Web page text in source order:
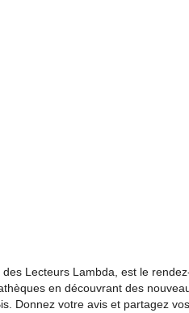
Lecteurs Lambda, est le
en découvrant des
Donnez votre avis et partagez